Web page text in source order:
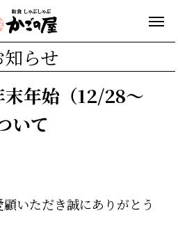
知らせ
末年始（12/28～
いて
いただき誠にありがとう